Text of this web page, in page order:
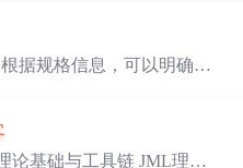
据规格信息，可以明确需
了所有重要场景。利用规
例的标准答案：我们可以
论基础与工具链 JML理论